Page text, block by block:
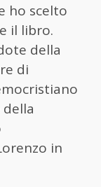
ho scelto
il libro.
della
di
in